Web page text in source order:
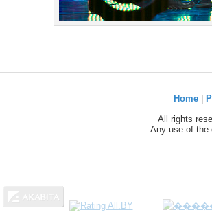
Home|
All rights
Any use of the